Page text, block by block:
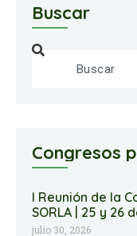
Buscar
Congresos
I Reunión de la
SORLA | 25 y 26
julio 30, 2026